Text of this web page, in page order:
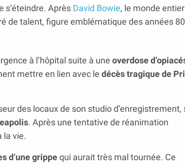
s’éteindre. Après David Bowie, le monde entier
de talent, figure emblématique des années
à l’hôpital suite à une overdose
mettre en lien avec le décès tragique de
des locaux de son studio d’enregistrement,
. Après une tentative de réanimation
la vie.
d’une grippequi aurait très mal tournée. Ce